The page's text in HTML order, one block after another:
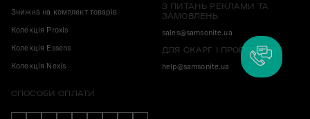
Знижка на комплект товарів
Колекція Proxis
Колекція Essens
Колекція Nexis
З ПИТАНЬ РЕКЛАМИ ТА
ЗАМОВЛЕНЬ
sales@samsonite.ua
ДЛЯ СКАРГ І ПРОПОЗИЦІЙ
help@samsonite.ua
СПОСОБИ ОПЛАТИ